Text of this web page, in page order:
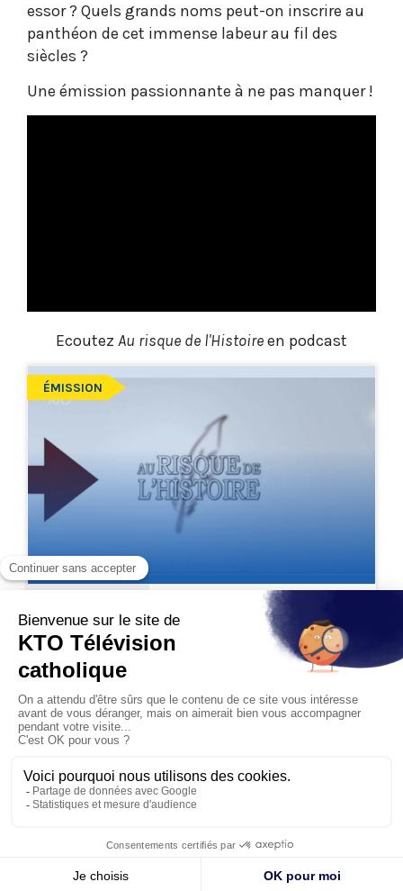
essor ? Quels grands noms peut-on inscrire au
panthéon de cet immense labeur au fil des
siècles ?
Une émission passionnante à ne pas manquer !
Ecoutez Au risque de l'Histoireen podcast
ÉMISSION
Au risque de l'histoire
Qu’est-ce que la démocratie
chrétienne ?
Télécharger
Qui était Suger? Télécharger
L’Eglise sous Vichy
© KTO 2026 — Mentions légales